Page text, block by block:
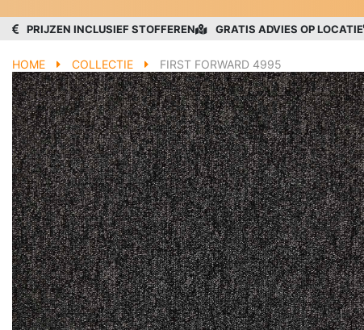
PRIJZEN INCLUSIEF STOFFEREN GRATIS ADVIES OP LOCATIE
HOME COLLECTIE FIRST FORWARD 4995